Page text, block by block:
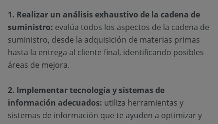
1. Realizar un análisis exhaustivo de la cadena de
suministro: evalúa todos los aspectos de la cadena de
suministro, desde la adquisición de materias primas
hasta la entrega al cliente final, identificando posibles
áreas de mejora.
2. Implementar tecnología y sistemas de
información adecuados: utiliza herramientas y
sistemas de información que te ayuden a optimizar y